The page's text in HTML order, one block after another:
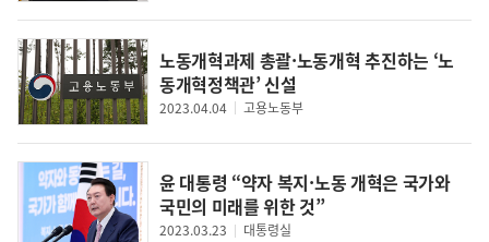
년 최저임금 시급 10,700
모두가 희망하는 일터를 만들
어 나가겠습니다
영
화장품
요한 정
노동개혁과제 총괄·노동개혁 추진하는 ‘노
동개혁정책관’ 신설
2023.04.04 고용노동부
윤 대통령 “약자 복지·노동 개혁은 국가와
국민의 미래를 위한 것”
2023.03.23 대통령실